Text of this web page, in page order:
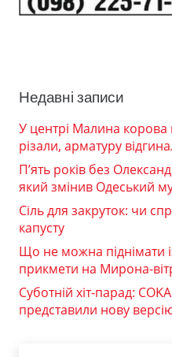
Недавні записи
У центрі Малина
різали, арматуру
П’ять років без
який змінив Одеський
Сіль для закруток: чи
капусту
Що не можна піднімати
прикмети на Мирона-
Суботній хіт-парад:
представили нову